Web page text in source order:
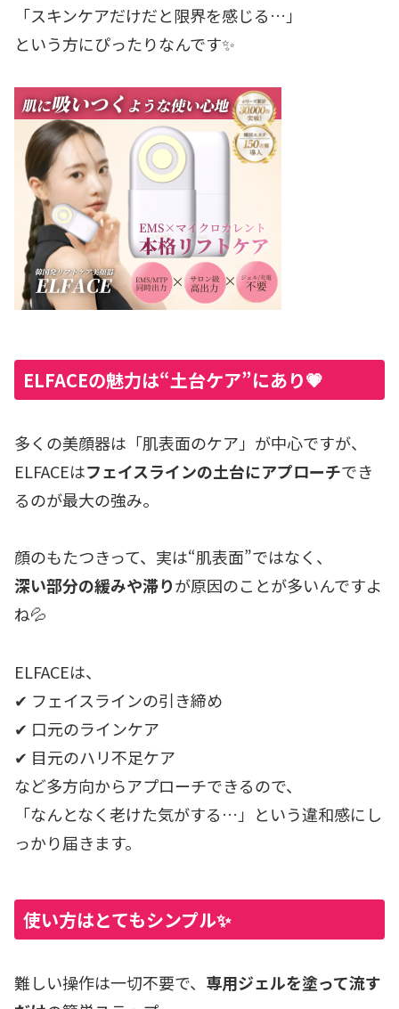
「スキンケアだけだと限界を感じる…」
という方にぴったりなんです✨
ELFACEの魅力は“土台ケア”にあり💗
多くの美顔器は「肌表面のケア」が中心ですが、
ELFACEはフェイスラインの土台にアプローチでき
るのが最大の強み。
顔のもたつきって、実は“肌表面”ではなく、
深い部分の緩みや滞りが原因のことが多いんですよ
ね💦
ELFACEは、
✔ フェイスラインの引き締め
✔ 口元のラインケア
✔ 目元のハリ不足ケア
など多方向からアプローチできるので、
「なんとなく老けた気がする…」という違和感にし
っかり届きます。
使い方はとてもシンプル✨
難しい操作は一切不要で、 専用ジェルを塗って流す